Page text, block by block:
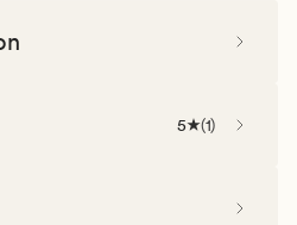
5 (1)